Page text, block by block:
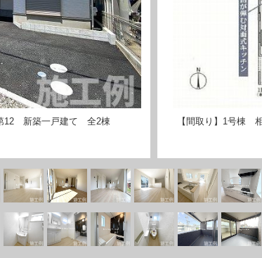
第12 新築一戸建て 全2棟 【間取り】1号棟